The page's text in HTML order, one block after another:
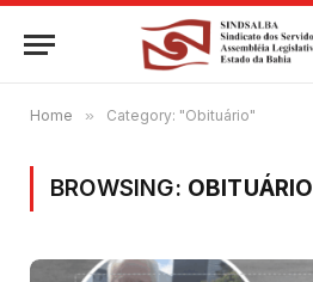
Home » Category: "Obituário"
BROWSING: OBITUÁRIO